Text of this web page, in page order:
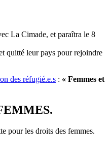
La Cimade, et paraîtra le 8
quitté leur pays pour rejoindre
des réfugié.e.s : « Femmes et
pour les droits des femmes.